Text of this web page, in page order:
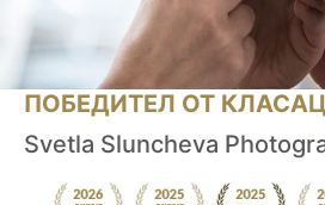
ПОБЕДИТЕЛ ОТ
Svetla Sluncheva